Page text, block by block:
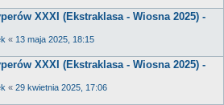
XXXI (Ekstraklasa - Wiosna 2025) -
« 13 maja 2025, 18:15
XXXI (Ekstraklasa - Wiosna 2025) -
« 29 kwietnia 2025, 17:06